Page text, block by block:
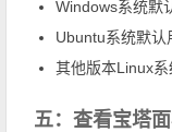
Windows系统默
Ubuntu系统默认
其他版本Linux
五：查看宝塔